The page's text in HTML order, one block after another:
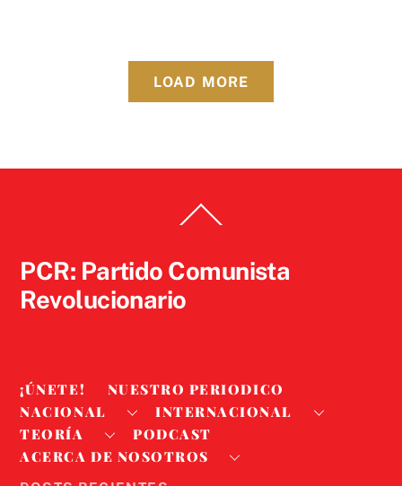
LOAD MORE
To
PCR: Partido Comunista
Revolucionario
¡ÚNETE!
NUESTRO PERIODICO
NACIONAL
INTERNACIONAL
TEORÍA
PODCAST
ACERCA DE NOSOTROS